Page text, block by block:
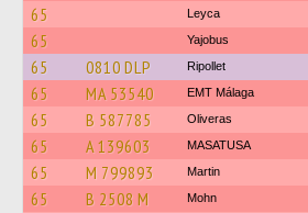
65 Leyca
65 Yajobus
65 0810 DLP Ripollet
65 MA 53540 EMT Málaga
65 B 587785 Oliveras
65 A 139603 MASATUSA
65 M 799893 Martin
65 B 2508 M Mohn